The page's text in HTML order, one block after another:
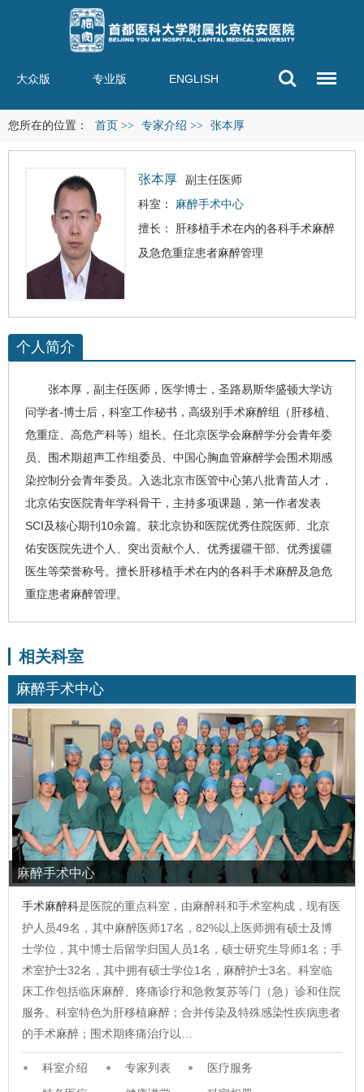
大众版 专业版 ENGLISH
您所在的位置： 首页 >> 专家介绍 >> 张本厚
张本厚
副主任医师
科室： 麻醉手术中心
擅长： 肝移植手术在内的各科手术麻醉
及急危重症患者麻醉管理
个人简介
张本厚 ，副主任医师， 医学博士， 圣路易斯华盛顿大学访
问学者-博士后，科室工作秘书，高级别手术麻醉组（肝移植、
危重症、高危产科等）组长。任北京医学会麻醉学分会青年委
员、围术期超声工作组委员、中国心胸血管麻醉学会围术期感
染控制分会青年委员。入选北京市医管中心第八批青苗人才，
北京佑安医院青年学科骨干，主持多项课题，第一作者发表
SCI及核心期刊10余篇。获北京协和医院优秀住院医师、北京
佑安医院先进个人、突出贡献个人、优秀援疆干部、优秀援疆
医生等荣誉称号。 擅长肝移植手术在内的各科手术麻醉及急危
重症患者麻醉管理。
相关科室
麻醉手术中心
麻醉手术中心
手术麻醉科是医院的重点科室，由麻醉科和手术室构成，现有医
护人员49名，其中麻醉医师17名，82%以上医师拥有硕士及博
士学位，其中博士后留学归国人员1名，硕士研究生导师1名；手
术室护士32名，其中拥有硕士学位1名，麻醉护士3名。科室临
床工作包括临床麻醉、疼痛诊疗和急救复苏等门（急）诊和住院
服务。科室特色为肝移植麻醉；合并传染及特殊感染性疾病患者
的手术麻醉；围术期疼痛治疗以…
科室介绍 专家列表
医疗服务